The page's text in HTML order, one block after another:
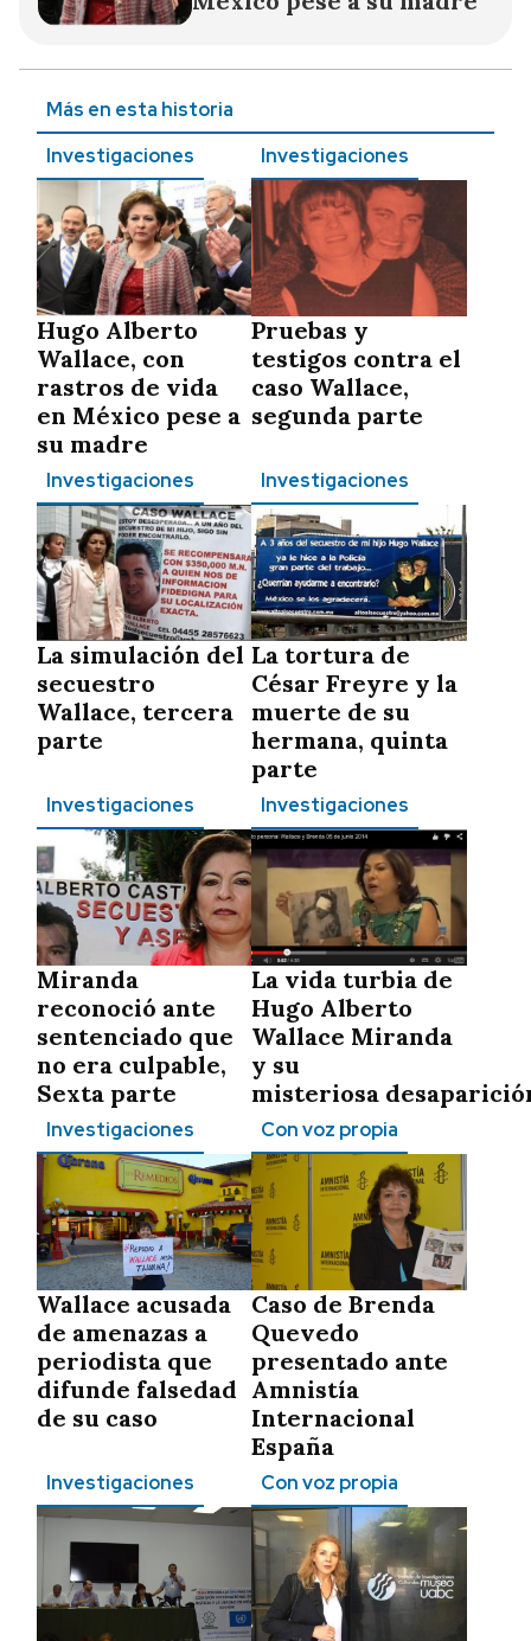
Más en esta historia
Investigaciones
Hugo Alberto
Wallace, con
rastros de vida
en México pese a
su madre
Investigaciones
Pruebas y
testigos contra el
caso Wallace,
segunda parte
Investigaciones
La simulación del
secuestro
Wallace, tercera
parte
Investigaciones
La tortura de
César Freyre y la
muerte de su
hermana, quinta
parte
Investigaciones
Miranda
reconoció ante
sentenciado que
no era culpable,
Sexta parte
Investigaciones
La vida turbia de
Hugo Alberto
Wallace Miranda
y su
misteriosa
Investigaciones
Wallace acusada
de amenazas a
periodista que
difunde falsedad
de su caso
Con voz propia
Caso de Brenda
Quevedo
presentado ante
Amnistía
Internacional
España
Investigaciones Con voz propia